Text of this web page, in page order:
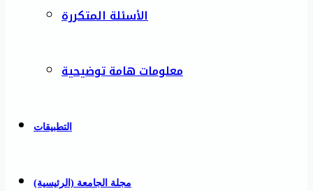
الأسئلة المتكررة
معلومات هامة توضيحية
التطبيقات
مجلة الجامعة (الرئيسية)